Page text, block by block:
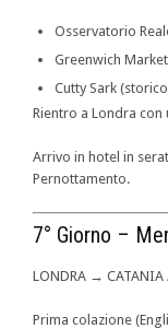
Osservatorio
Greenwich Market
Cutty Sark
Rientro a Londra
Arrivo in hotel in
Pernottamento.
7° Giorno –
LONDRA → CATANIA
Prima colazione